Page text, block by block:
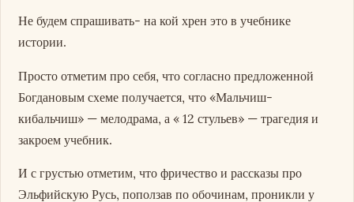
Не будем спрашивать- на кой хрен это в учебнике
истории.
Просто отметим про себя, что согласно предложенной
Богдановым схеме получается, что «Мальчиш-
кибальчиш» — мелодрама, а « 12 стульев» — трагедия и
закроем учебник.
И с грустью отметим, что фричество и рассказы про
Эльфийскую Русь, поползав по обочинам, проникли у